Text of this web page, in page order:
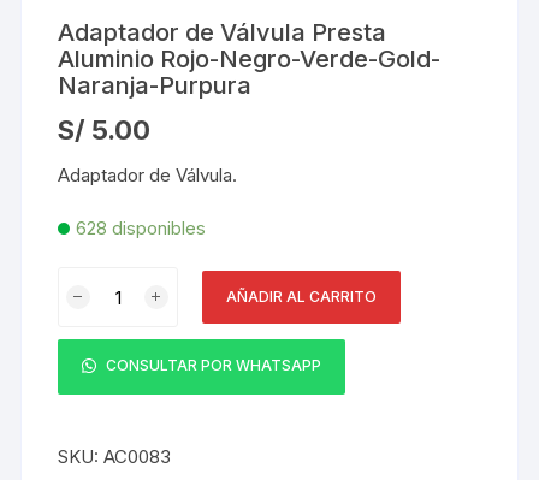
Adaptador de Válvula Presta
Aluminio Rojo-Negro-Verde-Gold-
Naranja-Purpura
S/ 5.00
Adaptador de Válvula.
628 disponibles
Válvula
Presta
Aluminio
Negro-
AÑADIR AL CARRITO
CONSULTAR POR WHATSAPP
SKU:AC0083